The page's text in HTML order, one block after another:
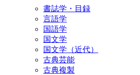
書誌学・目録
言語学
国語学
国文学
国文学（近代）
古典芸能
古典複製